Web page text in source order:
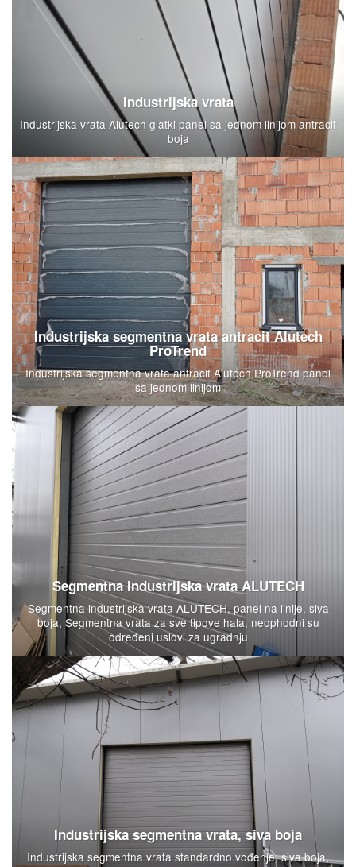
Industrijska vrata
Industrijska vrata Alutech glatki panel sa jednom linijom antracit
boja
Industrijska segmentna vrata antracit Alutech
ProTrend
Industrijska segmentna vrata antracit Alutech ProTrend panel
sa jednom linijom
Segmentna industrijska vrata ALUTECH
Segmentna industrijska vrata ALUTECH, panel na linije, siva
boja, Segmentna vrata za sve tipove hala, neophodni su
određeni uslovi za ugradnju
Industrijska segmentna vrata, siva boja
Industrijska segmentna vrata standardno vođenje, siva boja,